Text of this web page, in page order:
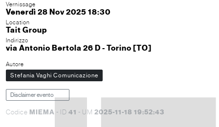
Vernissage
Venerdì 28 Nov 2025 18:30
Location
Tait Group
Indirizzo
via Antonio Bertola 26 D - Torino [TO]
Autore
Stefania Vaghi Comunicazione
Disclaimer evento
Codice MIEMA - ID 41 - UM 2025-11-18 19:52:43